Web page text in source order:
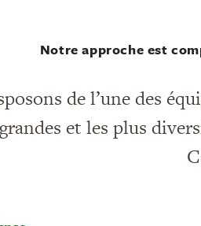
Notre approche est
de l’une des
et les plus